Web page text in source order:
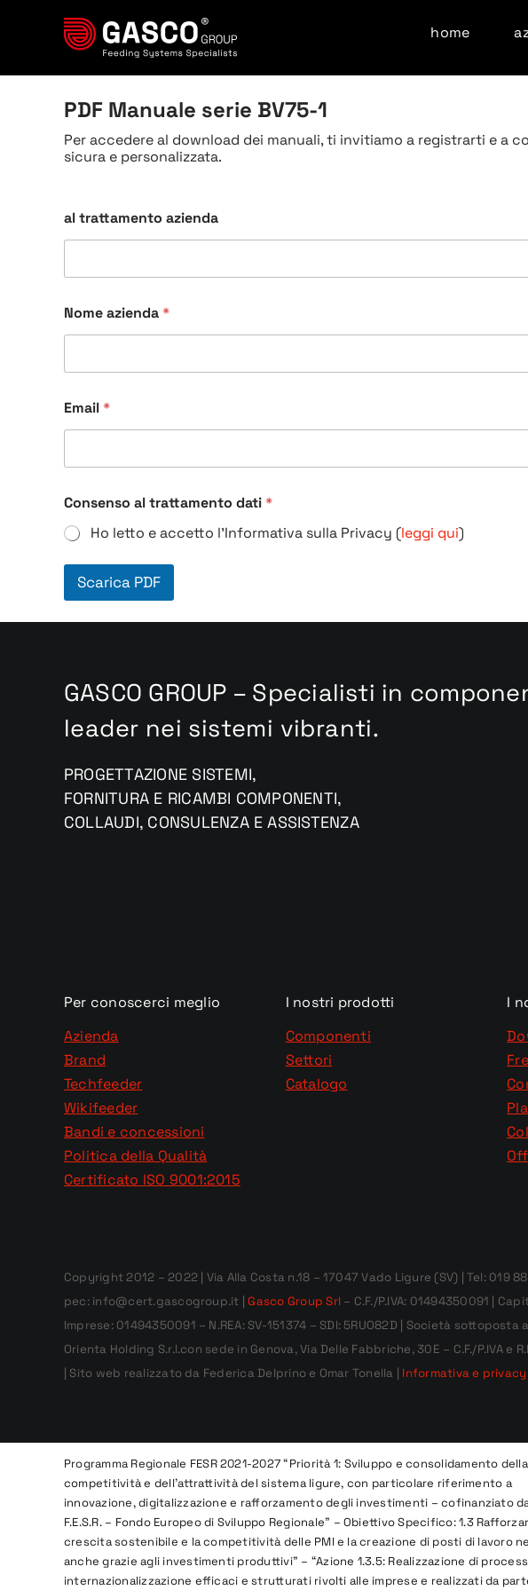
home
PDF Manuale serie BV75-1
Per accedere al download dei manuali, ti invitiamo a registrarti e a
sicura e personalizzata.
al trattamento azienda
Nome azienda*
Email*
Consenso al trattamento dati*
Ho letto e accetto l'Informativa sulla Privacy (leggi qui)
Scarica PDF
GASCO GROUP – Specialisti in
leader nei sistemi vibranti.
PROGETTAZIONE SISTEMI,
FORNITURA E RICAMBI COMPONENTI,
COLLAUDI, CONSULENZA E ASSISTENZA
Per conoscerci meglio
Azienda
Brand
Techfeeder
Wikifeeder
Bandi e concessioni
Politica della Qualità
Certificato ISO 9001:2015
I nostri prodotti
Componenti
Settori
Catalogo
I
Copyright 2012 – 2022 | Via Alla Costa n.18 – 17047 Vado Ligure (SV) | Tel: 019
pec: info@cert.gascogroup.it |
Gasco Group Srl – C.F./P.IVA: 01494350091 |
Imprese: 01494350091 – N.REA: SV-151374 – SDI: 5RUO82D | Società
Orienta Holding S.r.l.con sede in Genova, Via Delle Fabbriche, 30E – C.F./P.IVA e
| Sito web realizzato da Federica Delprino e Omar Tonella | Informativa e privacy
Programma Regionale FESR 2021-2027 “Priorità 1: Sviluppo e consolidamento della
competitività e dell’attrattività del sistema ligure, con particolare riferimento a
innovazione, digitalizzazione e rafforzamento degli investimenti – cofinanziato
F.E.S.R. – Fondo Europeo di Sviluppo Regionale” – Obiettivo Specifico: 1.3
crescita sostenibile e la competitività delle PMI e la creazione di posti di lavoro
anche grazie agli investimenti produttivi” – “Azione 1.3.5: Realizzazione di
internazionalizzazione efficaci e strutturati rivolti alle imprese e realizzati da